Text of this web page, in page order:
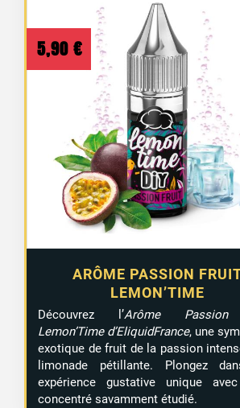
ARÔME PASSION
LEMON’TIME
5,90 €
Découvrez l’Arôme
Lemon’Time d’EliquidFrance, une
exotique de fruit de la passion
limonade pétillante. Plongez
expérience gustative unique
concentré savamment étudié.